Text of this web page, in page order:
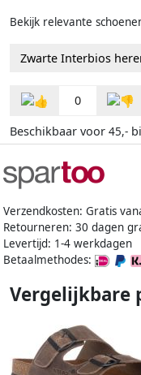
Bekijk relevante
Zwarte Interbios
0
Beschikbaar voor 45,-
Verzendkosten: Gratis
Retourneren: 30 dagen
Levertijd: 1-4 werkdagen
Betaalmethodes:
Vergelijkbare